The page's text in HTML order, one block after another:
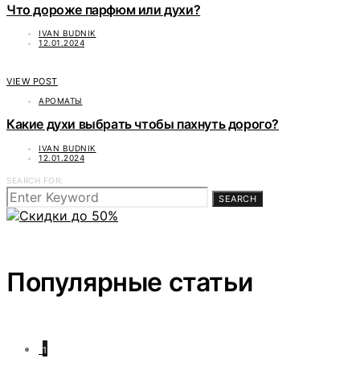
Что дороже парфюм или духи?
IVAN BUDNIK
12.01.2024
VIEW POST
АРОМАТЫ
Какие духи выбрать чтобы пахнуть дорого?
IVAN BUDNIK
12.01.2024
SEARCH FOR:
SEARCH
Популярные статьи
1